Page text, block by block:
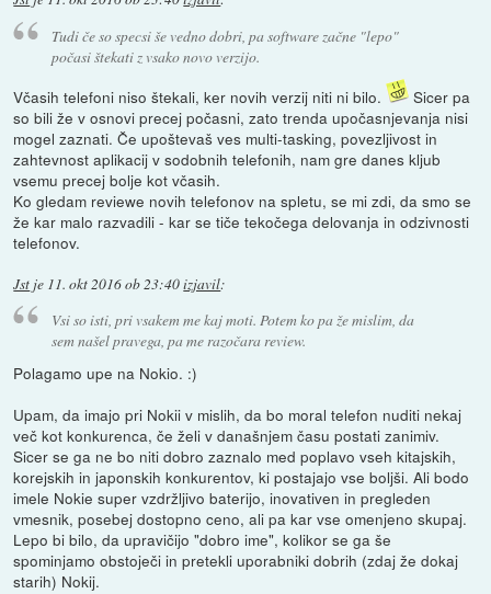
Tudi če so specsi še vedno dobri, pa software začne "lepo"
počasi štekati z vsako novo verzijo.
Včasih telefoni niso štekali, ker novih verzij niti ni bilo.
Sicer pa
so bili že v osnovi precej počasni, zato trenda upočasnjevanja nisi
mogel zaznati. Če upoštevaš ves multi-tasking, povezljivost in
zahtevnost aplikacij v sodobnih telefonih, nam gre danes kljub
vsemu precej bolje kot včasih.
Ko gledam reviewe novih telefonov na spletu, se mi zdi, da smo se
že kar malo razvadili - kar se tiče tekočega delovanja in odzivnosti
telefonov.
Jst je 11. okt 2016 ob 23:40izjavil:
Vsi so isti, pri vsakem me kaj moti. Potem ko pa že mislim, da
sem našel pravega, pa me razočara review.
Polagamo upe na Nokio. :)
Upam, da imajo pri Nokii v mislih, da bo moral telefon nuditi nekaj
več kot konkurenca, če želi v današnjem času postati zanimiv.
Sicer se ga ne bo niti dobro zaznalo med poplavo vseh kitajskih,
korejskih in japonskih konkurentov, ki postajajo vse boljši. Ali bodo
imele Nokie super vzdržljivo baterijo, inovativen in pregleden
vmesnik, posebej dostopno ceno, ali pa kar vse omenjeno skupaj.
Lepo bi bilo, da upravičijo "dobro ime", kolikor se ga še
spominjamo obstoječi in pretekli uporabniki dobrih (zdaj že dokaj
starih) Nokij.